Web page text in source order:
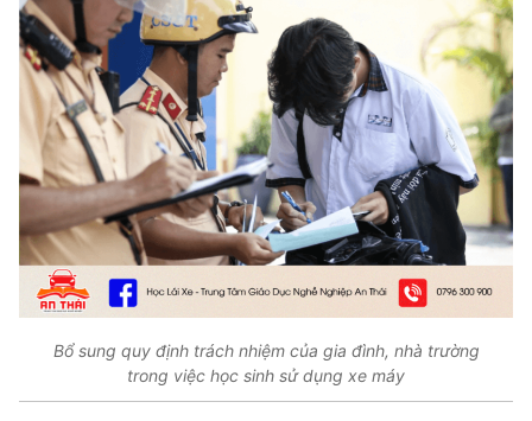
Bổ sung quy định trách nhiệm của gia đình, nhà trường
trong việc học sinh sử dụng xe máy